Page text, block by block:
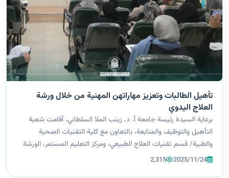
تأهيل الطالبات وتعزيز مهاراتهن المهنية من خلال ورشة
العلاج اليدوي
برعاية السيدة رئيسة جامعة أ. د. زينب الملا السلطاني، أقامت شعبة
التأهيل والتوظيف والمتابعة، بالتعاون مع كلية التقنيات الصحية
والطبية/ قسم تقنيات العلاج الطبيعي، ومركز التعليم المستمر، الورشة
العلمية الموسومة: “أساسيات العلاج اليدوي”. قدّمت الورشة التدريسية
2025/11/24
2,315